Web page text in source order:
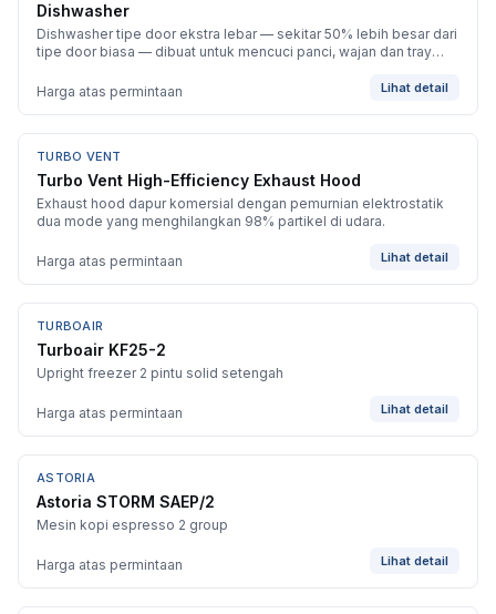
Dishwasher
Dishwasher tipe door ekstra lebar — sekitar 50% lebih besar dari
tipe door biasa — dibuat untuk mencuci panci, wajan dan tray
Harga atas permintaan
Lihat detail
BARU
TURBO VENT
Turbo Vent High-Efficiency Exhaust Hood
Exhaust hood dapur komersial dengan pemurnian elektrostatik
dua mode yang menghilangkan 98% partikel di udara.
Harga atas permintaan Lihat detail
BARU
TURBOAIR
Turboair KF25-2
Upright freezer 2 pintu solid setengah
Harga atas permintaan Lihat detail
ASTORIA
Astoria STORM SAEP/2
Mesin kopi espresso 2 group
Harga atas permintaan Lihat detail